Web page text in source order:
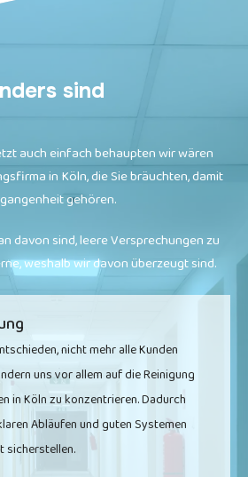
sind
auch einfach behaupten wir wären
in Köln, die Sie bräuchten, damit
gehören.
davon sind, leere Versprechungen zu
weshalb wir davon überzeugt sind.
nicht mehr alle Kunden
uns vor allem auf die Reinigung
inKölnzu konzentrieren. Dadurch
Abläufen und guten Systemen
sicherstellen.